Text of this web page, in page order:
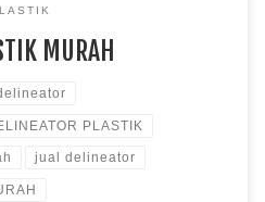
MURAH
PLASTIK
jual delineator